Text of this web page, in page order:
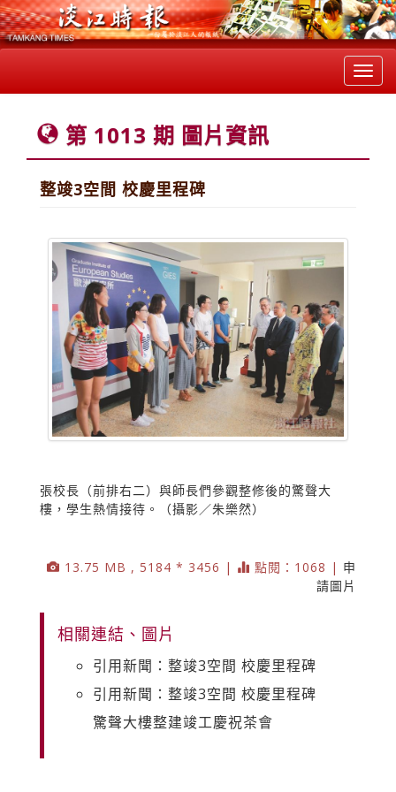
第 1013 期 圖片資訊
整竣3空間 校慶里程碑
張校長（前排右二）與師長們參觀整修後的驚聲大
樓，學生熱情接待。（攝影／朱樂然）
13.75 MB , 5184 * 3456 | 點閱：1068 | 申
請圖片
相關連結、圖片
引用新聞：整竣3空間 校慶里程碑
引用新聞：整竣3空間 校慶里程碑
驚聲大樓整建竣工慶祝茶會